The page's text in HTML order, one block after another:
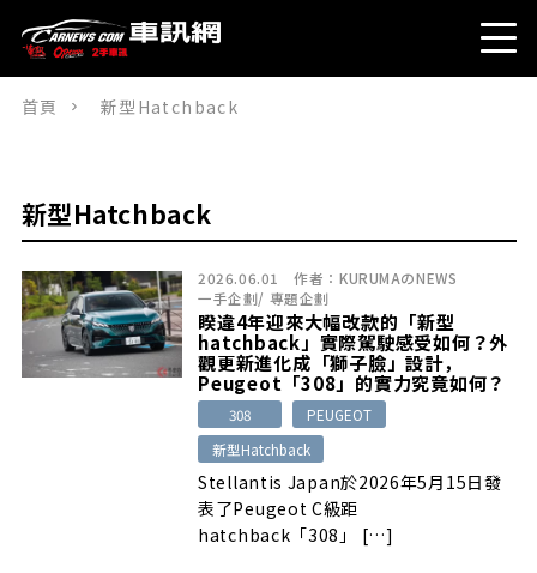
首頁 新型Hatchback
新型Hatchback
2026.06.01 作者： KURUMAのNEWS
一手企劃/ 專題企劃
睽違4年迎來大幅改款的「新型
hatchback」實際駕駛感受如何？外
觀更新進化成「獅子臉」設計，
Peugeot「308」的實力究竟如何？
308
PEUGEOT
新型Hatchback
Stellantis Japan於2026年5月15日發
表了Peugeot C級距
hatchback「308」 […]